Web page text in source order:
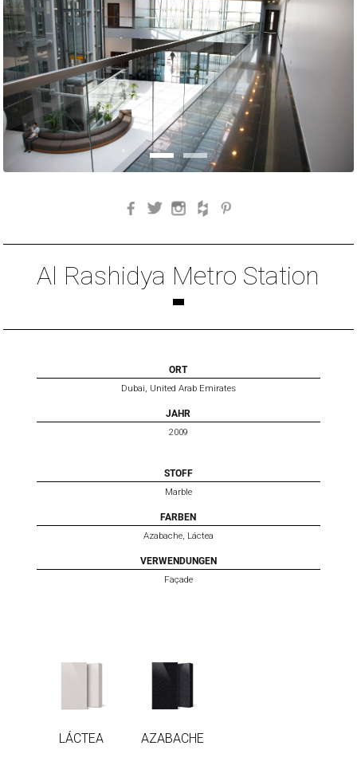
Facebook
TwitterInstagram
Houzz
Al Rashidya Metro Station
ORT
Dubai, United Arab Emirates
JAHR
2009
STOFF
Marble
FARBEN
Azabache, Láctea
VERWENDUNGEN
Façade
LÁCTEA
AZABACHE
AZABACHE